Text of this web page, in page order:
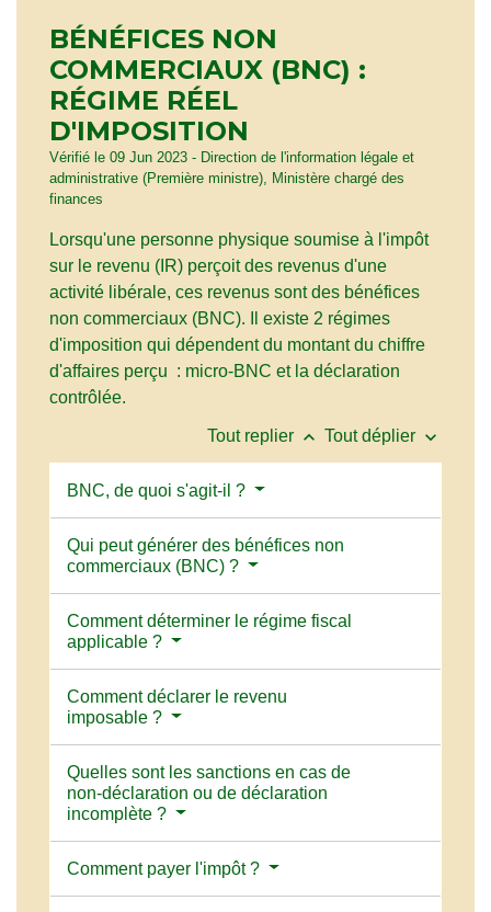
BÉNÉFICES NON
COMMERCIAUX (BNC) :
RÉGIME RÉEL
D'IMPOSITION
Vérifié le 09 Jun 2023 - Direction de l'information légale et
administrative (Première ministre), Ministère chargé des
finances
Lorsqu'une personne physique soumise à l'impôt
sur le revenu (IR) perçoit des revenus d'une
activité libérale, ces revenus sont des bénéfices
non commerciaux (BNC). Il existe 2 régimes
d'imposition qui dépendent du montant du chiffre
d'affaires perçu : micro-BNC et la déclaration
contrôlée.
Tout replier keyboard_arrow_up Tout déplier keyboard_arrow_down
BNC, de quoi s'agit-il ?
Qui peut générer des bénéfices non
commerciaux (BNC) ?
Comment déterminer le régime fiscal
applicable ?
Comment déclarer le revenu
imposable ?
Quelles sont les sanctions en cas de
non-déclaration ou de déclaration
incomplète ?
Comment payer l'impôt ?